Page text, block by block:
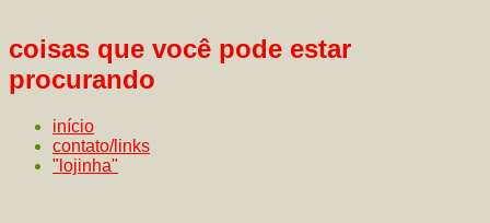
coisas que você pode estar
procurando
início
contato/links
"lojinha"